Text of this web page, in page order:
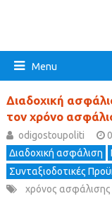
Menu
Διαδοχική
τον χρόνο
odigostoupoliti
Διαδοχική ασφάλιση
Συνταξιοδοτικές
χρόνος ασφάλισης